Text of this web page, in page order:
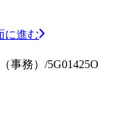
に進む
事務）/5G01425O